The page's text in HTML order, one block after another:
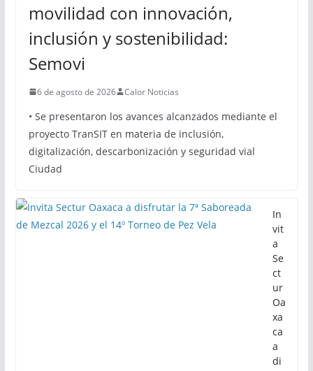
movilidad con innovación,
inclusión y sostenibilidad:
Semovi
6 de agosto de 2026 Calor Noticias
• Se presentaron los avances alcanzados mediante el
proyecto TranSIT en materia de inclusión,
digitalización, descarbonización y seguridad vial
Ciudad
In
vit
a
Se
ct
ur
Oa
xa
ca
a
di